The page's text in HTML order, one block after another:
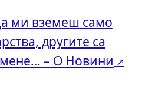
ми вземеш само
другите са
мене… – О Новини